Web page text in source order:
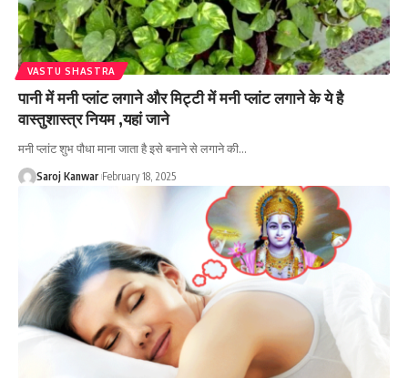
VASTU SHASTRA
पानी में मनी प्लांट लगाने और मिट्टी में मनी प्लांट लगाने के ये है
वास्तुशास्त्र नियम ,यहां जाने
मनी प्लांट शुभ पौधा माना जाता है इसे बनाने से लगाने की…
Saroj Kanwar February 18, 2025